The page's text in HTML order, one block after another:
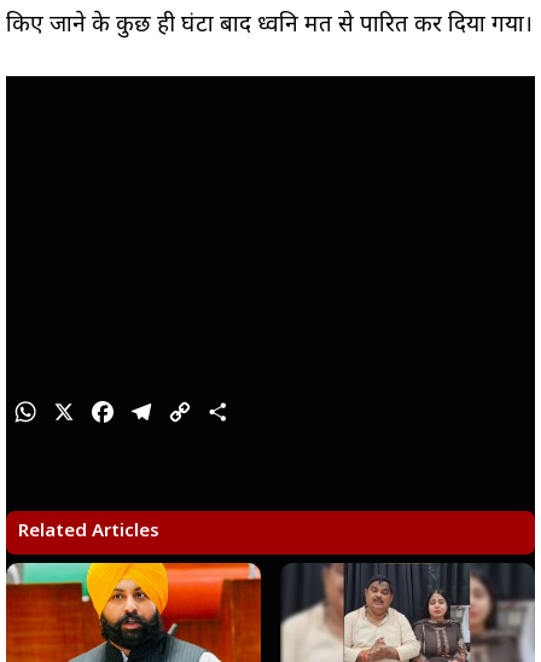
किए जाने के कुछ ही घंटों बाद ध्वनि मत से पारित कर दिया गया।
W
s
A
p
b
o
o
k
g
r
a
m
i
n
k
Related Articles